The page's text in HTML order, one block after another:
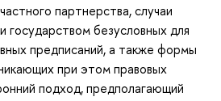
партнерства, случаи
государством безусловных для
предписаний, а также формы
при этом правовых
подход, предполагающий